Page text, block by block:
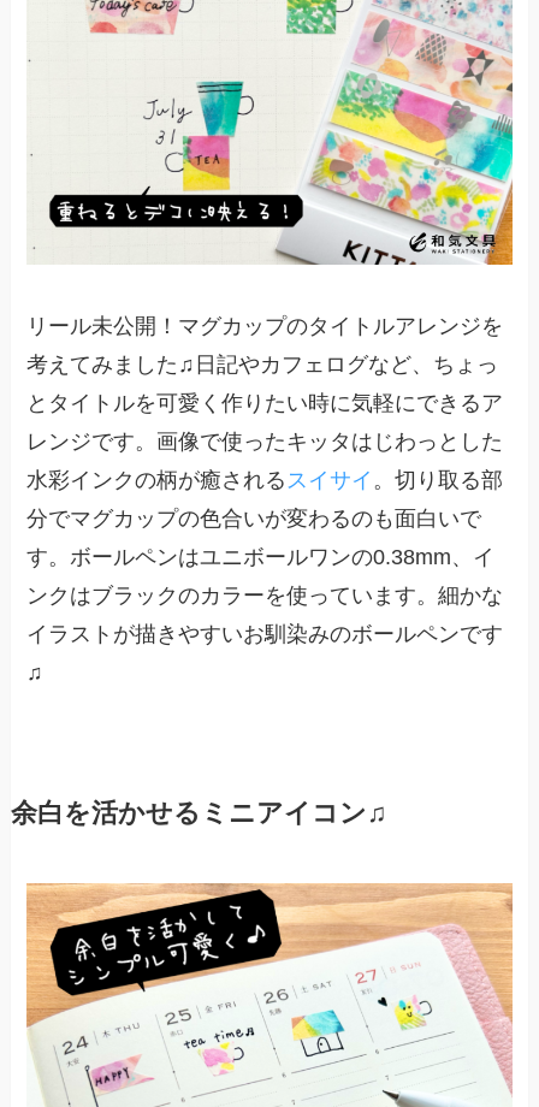
リール未公開！マグカップのタイトルアレンジを
考えてみました♫日記やカフェログなど、ちょっ
とタイトルを可愛く作りたい時に気軽にできるア
レンジです。画像で使ったキッタはじわっとした
水彩インクの柄が癒されるスイサイ 。切り取る部
分でマグカップの色合いが変わるのも面白いで
す。ボールペンはユニボールワンの0.38mm、イ
ンクはブラックのカラーを使っています。細かな
イラストが描きやすいお馴染みのボールペンです
♫
余白を活かせるミニアイコン♫